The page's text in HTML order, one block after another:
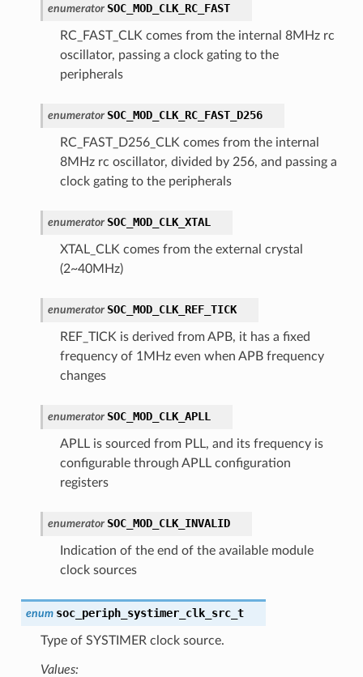
enumerator SOC_MOD_CLK_RC_FAST
RC_FAST_CLK comes from the internal 8MHz rc
oscillator, passing a clock gating to the
peripherals
enumerator SOC_MOD_CLK_RC_FAST_D256
RC_FAST_D256_CLK comes from the internal
8MHz rc oscillator, divided by 256, and passing a
clock gating to the peripherals
enumerator SOC_MOD_CLK_XTAL
XTAL_CLK comes from the external crystal
(2~40MHz)
enumerator SOC_MOD_CLK_REF_TICK
REF_TICK is derived from APB, it has a fixed
frequency of 1MHz even when APB frequency
changes
enumerator SOC_MOD_CLK_APLL
APLL is sourced from PLL, and its frequency is
configurable through APLL configuration
registers
enumerator SOC_MOD_CLK_INVALID
Indication of the end of the available module
clock sources
enum soc_periph_systimer_clk_src_t
Type of SYSTIMER clock source.
Values: